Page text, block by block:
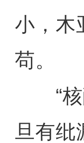
小，木
苟。
“核
旦有纰